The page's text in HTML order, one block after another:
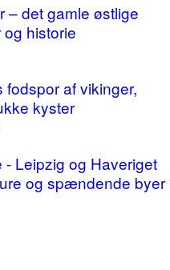
– det gamle østlige
historie
af vikinger,
kyster
Leipzig og Haveriget
og spændende byer